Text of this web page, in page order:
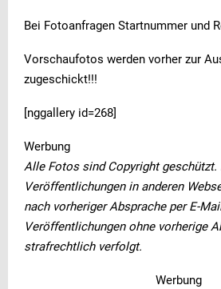
Bei Fotoanfragen Startnummer und
Vorschaufotos werden vorher zur
zugeschickt!!!
[nggallery id=268]
Werbung
Alle Fotos sind Copyright geschützt.
Veröffentlichungen in anderen
nach vorheriger Absprache per E-
Veröffentlichungen ohne vorherige
strafrechtlich verfolgt.
Werbung